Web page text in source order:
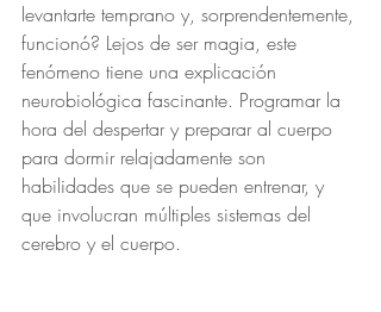
levantarte temprano y, sorprendentemente,
funcionó? Lejos de ser magia, este
fenómeno tiene una explicación
neurobiológica fascinante. Programar la
hora del despertar y preparar al cuerpo
para dormir relajadamente son
habilidades que se pueden entrenar, y
que involucran múltiples sistemas del
cerebro y el cuerpo.